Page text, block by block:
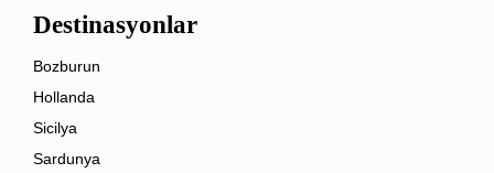
Destinasyonlar
Bozburun
Hollanda
Sicilya
Sardunya